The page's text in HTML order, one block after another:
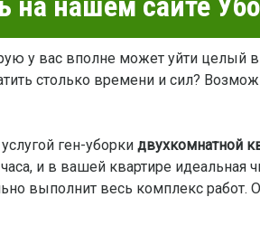
у вас вполне может уйти целый
столько времени и сил?
ген-уборки двухкомнатной
и в вашей квартире идеальная
выполнит весь комплекс работ.